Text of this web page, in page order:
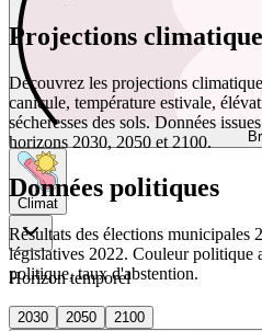
Climat
Horizon temporel
2030 2050
2100
Projections
Découvrez les projections
canicule, température estivale,
sécheresses des sols. Données
horizons 2030, 2050 et 2100.
Données politiques
Résultats des élections municipales
législatives 2022. Couleur politique
politique, taux d'abstention.